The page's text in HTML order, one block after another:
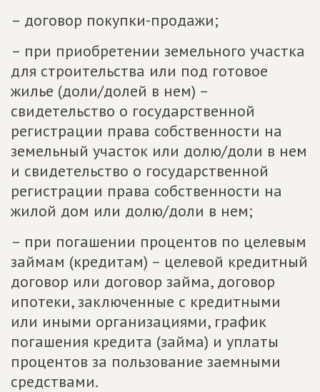
– договор покупки-продажи;
– при приобретении земельного участка
для строительства или под готовое
жилье (доли/долей в нем) –
свидетельство о государственной
регистрации права собственности на
земельный участок или долю/доли в нем
и свидетельство о государственной
регистрации права собственности на
жилой дом или долю/доли в нем;
– при погашении процентов по целевым
займам (кредитам) – целевой кредитный
договор или договор займа, договор
ипотеки, заключенные с кредитными
или иными организациями, график
погашения кредита (займа) и уплаты
процентов за пользование заемными
средствами.